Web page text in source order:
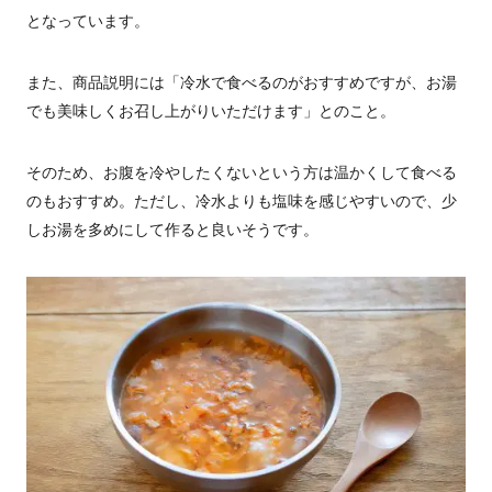
となっています。
また、商品説明には「冷水で食べるのがおすすめですが、お湯
でも美味しくお召し上がりいただけます」とのこと。
そのため、お腹を冷やしたくないという方は温かくして食べる
のもおすすめ。ただし、冷水よりも塩味を感じやすいので、少
しお湯を多めにして作ると良いそうです。